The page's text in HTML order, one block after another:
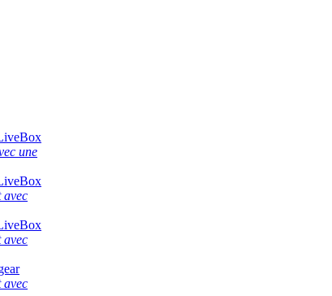
une
avec
avec
avec